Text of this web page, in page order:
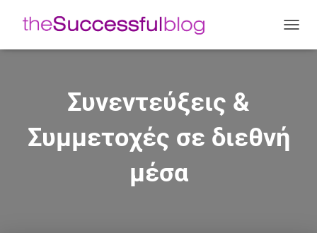
Ν
Συνεντεύξεις &
Συμμετοχές σε διεθνή
μέσα